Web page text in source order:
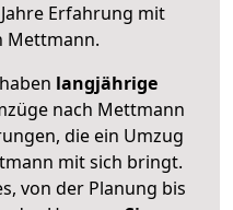
Erfahrung mit
Mettmann.
langjährige
nach Mettmann
die ein Umzug
mit sich bringt.
von der Planung bis